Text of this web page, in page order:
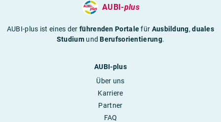
AUBI-plus
AUBI-plus ist eines derführenden Portalefür Ausbildung,duales
StudiumundBerufsorientierung.
AUBI-plus
Über uns
Karriere
Partner
FAQ